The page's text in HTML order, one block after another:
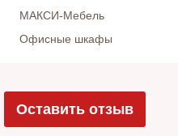
МАКСИ-Мебель
Офисные шкафы
Оставить отзыв